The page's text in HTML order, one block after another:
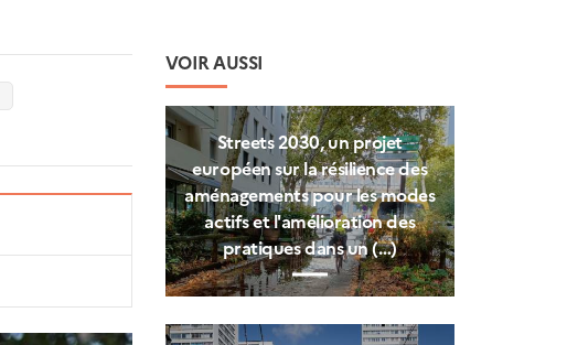
VOIR AUSSI
Streets 2030, un projet
européen sur la résilience des
aménagements pour les modes
actifs et l'amélioration des
pratiques dans un (…)